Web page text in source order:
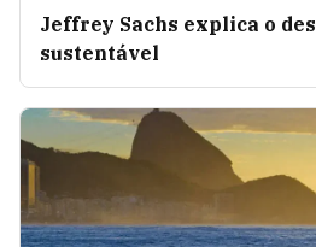
Jeffrey Sachs explica o
sustentável